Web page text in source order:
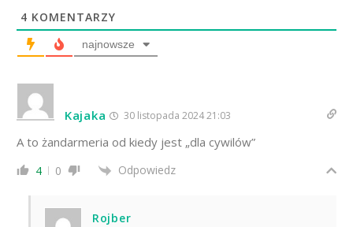
4 KOMENTARZY
najnowsze
Kajaka 30 listopada 2024 21:03
A to żandarmeria od kiedy jest „dla cywilów”
4 0 Odpowiedz
Rojber